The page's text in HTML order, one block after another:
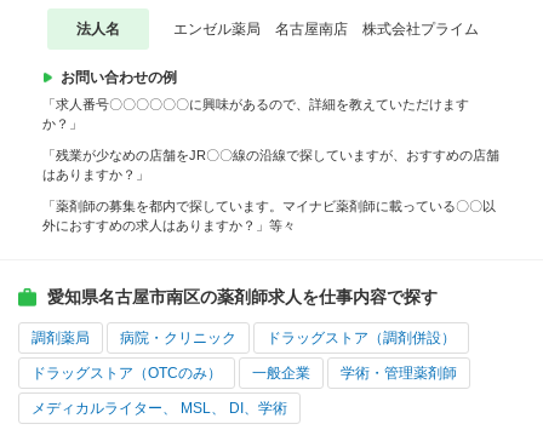
法人名 エンゼル薬局 名古屋南店 株式会社プライム
お問い合わせの例
「求人番号〇〇〇〇〇〇に興味があるので、詳細を教えていただけます
か？」
「残業が少なめの店舗をJR〇〇線の沿線で探していますが、おすすめの店舗
はありますか？」
「薬剤師の募集を都内で探しています。マイナビ薬剤師に載っている〇〇以
外におすすめの求人はありますか？」等々
愛知県名古屋市南区の薬剤師求人を仕事内容で探す
調剤薬局 病院・クリニック ドラッグストア（調剤併設）
ドラッグストア（OTCのみ） 一般企業 学術・管理薬剤師
メディカルライター、 MSL、 DI、学術